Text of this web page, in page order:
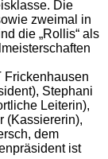
Die
zweimal in
die „Rollis“ als
Frickenhausen
Stephani
Leiterin),
(Kassiererin),
dem
ist